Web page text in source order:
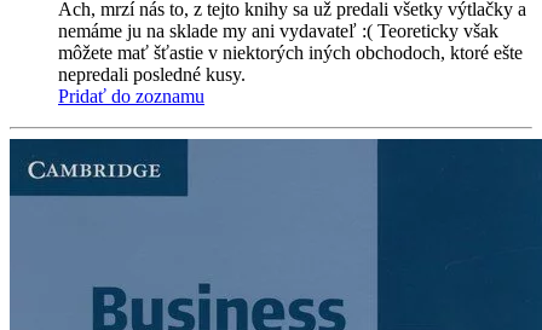
Ach, mrzí nás to, z tejto knihy sa už predali všetky výtlačky a
nemáme ju na sklade my ani vydavateľ :( Teoreticky však
môžete mať šťastie v niektorých iných obchodoch, ktoré ešte
nepredali posledné kusy.
Pridať do zoznamu